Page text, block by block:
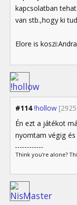
kapcsolatban
van stb.,hogy ki
Elore is
#114 !hollow
Én ezt a játékot
nyomtam végig
Think you're alone?